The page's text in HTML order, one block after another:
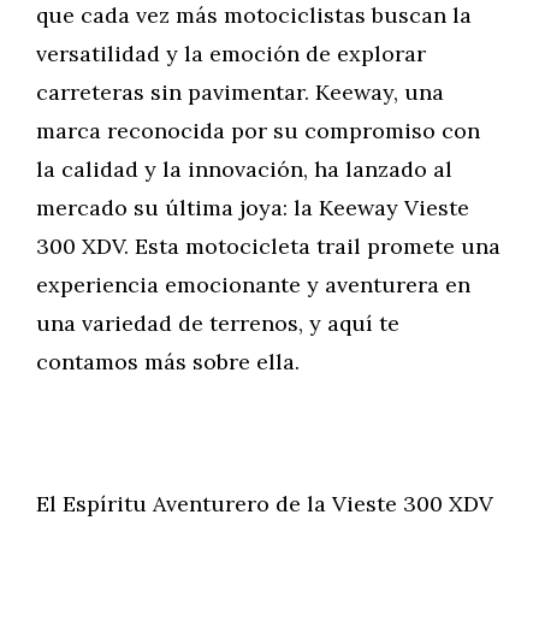
que cada vez más motociclistas buscan la
versatilidad y la emoción de explorar
carreteras sin pavimentar. Keeway, una
marca reconocida por su compromiso con
la calidad y la innovación, ha lanzado al
mercado su última joya: la Keeway Vieste
300 XDV. Esta motocicleta trail promete una
experiencia emocionante y aventurera en
una variedad de terrenos, y aquí te
contamos más sobre ella.
El Espíritu Aventurero de la Vieste 300 XDV